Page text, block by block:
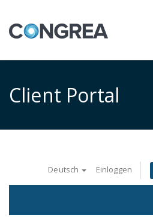
Client Portal
Deutsch Einloggen